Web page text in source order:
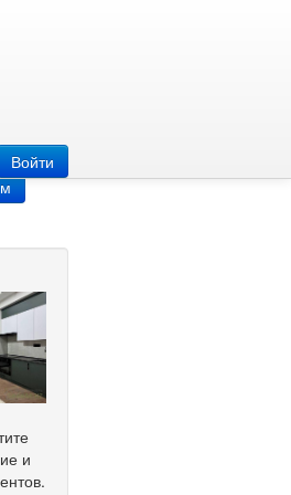
Войти
и